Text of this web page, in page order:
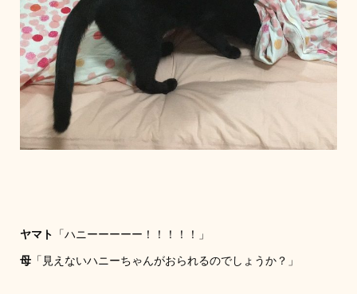
ヤマト 「ハニーーーーー！！！！！」
母「見えないハニーちゃんがおられるのでしょうか？」